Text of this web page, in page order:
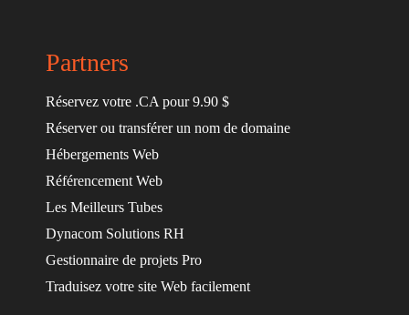
Partners
Réservez votre .CA pour 9.90 $
Réserver ou transférer un nom de domaine
Hébergements Web
Référencement Web
Les Meilleurs Tubes
Dynacom Solutions RH
Gestionnaire de projets Pro
Traduisez votre site Web facilement